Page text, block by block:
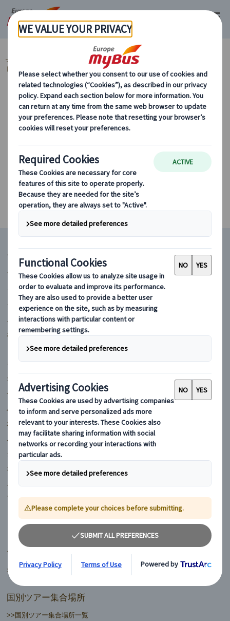
マイバス・ヨーロッパ スペイン (54) マドリード (14)
トラン予約『ミールクーポン』
カテゴリーから探す
スペイン レストラン予約『ミールクーポ
条件に該当するツアーがありません
マイバスヨーロッパ
フランス
イギリス
イタリア
スペイン
ポルトガル
ドイツ
ギリシャ
オーストリア
チェコ
ハンガリー
ポーランド
ルーマニア
クロアチア
オランダ
フィンランド
ヨーロッパ周遊ランドクルーズ
マイバス日本語ツアーデスク
>>日本語ツアーデスク一覧
国別ツアー集合場所
>>国別ツアー集合場所一覧